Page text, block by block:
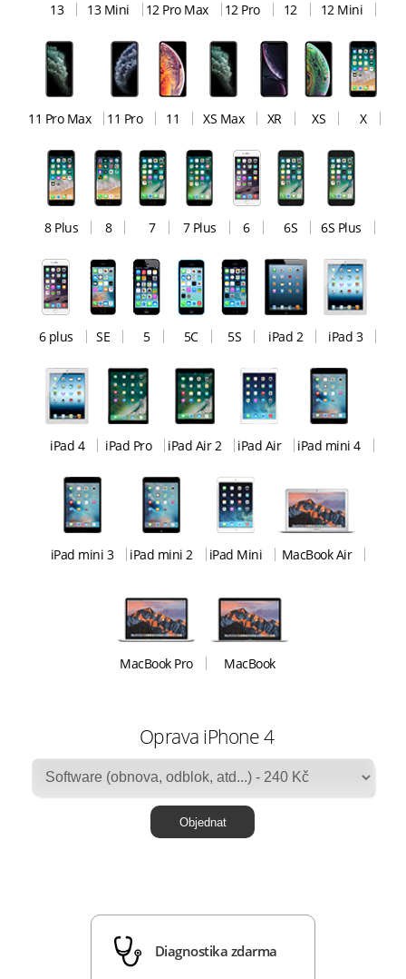
13 13 Mini 12 Pro Max 12 Pro 12 12 Mini
11 Pro Max 11 Pro 11 XS Max XR XS X
8 Plus 8 7 7 Plus 6 6S 6S Plus
6 plus SE 5 5C 5S iPad 2 iPad 3
iPad 4 iPad Pro iPad Air 2 iPad Air iPad mini 4
iPad mini 3 iPad mini 2 iPad Mini MacBook Air
MacBook Pro MacBook
Oprava iPhone 4
Diagnostika zdarma